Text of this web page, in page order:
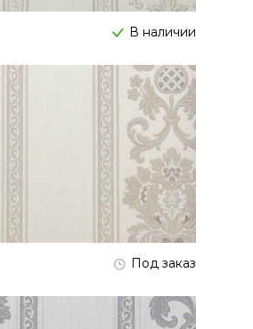
В наличии
Под заказ